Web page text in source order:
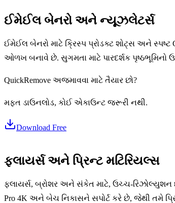
ઈમેઈલ બેનરો અને ન્યૂઝલેટર્સ
ઈમેઈલ બેનરો માટે ક્રિસ્પ પ્રોડક્ટ શોટ્સ અને
ઓળખ બનાવે છે. સુગમતા માટે પારદર્શક પૃષ્ઠભૂમિનો
QuickRemove અજમાવવા માટે તૈયાર છો?
મફત ડાઉનલોડ, કોઈ એકાઉન્ટ જરૂરી નથી.
Download Free
ફ્લાયર્સ અને પ્રિન્ટ મટિરિયલ્સ
ફ્લાયર્સ, બ્રોશર અને સંકેત માટે, ઉચ્ચ-રિઝોલ્યુશન
Pro 4K અને બેચ નિકાસને સપોર્ટ કરે છે, જેથી તમે